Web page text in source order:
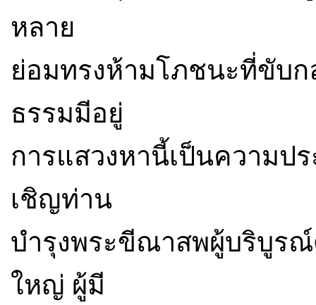
หลาย
ย่อมทรงห้ามโภชนะที่ขับ
ธรรมมีอยู่
การแสวงหานี้เป็นความป
เชิญท่าน
บำรุงพระขีณาสพผู้บริบูร
ใหญ่ ผู้มี